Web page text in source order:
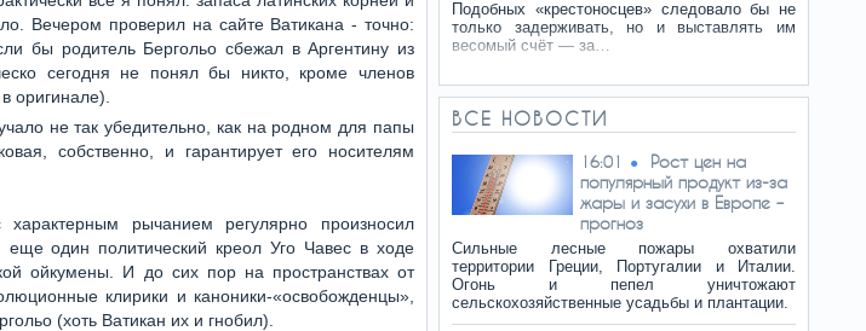
Вечером проверил на сайте Ватикана - точно:
бы родитель Бергольо сбежал в Аргентину из
сегодня не понял бы никто, кроме членов
оригинале).
не так убедительно, как на родном для папы
собственно, и гарантирует его носителям
рычанием регулярно произносил
один политический креол Уго Чавес в ходе
ойкумены. И до сих пор на пространствах от
клирики и каноники-«освобожденцы»,
(хоть Ватикан их и гнобил).
Подобных «крестоносцев» следовало бы не
только задерживать, но и выставлять им
весомый счёт — за…
ВСЕ НОВОСТИ
16:01
Рост цен на
популярный продукт из-за
жары и засухи в Европе –
прогноз
Сильные лесные пожары охватили
территории Греции, Португалии и Италии.
Огонь и пепел уничтожают
сельскохозяйственные усадьбы и плантации.